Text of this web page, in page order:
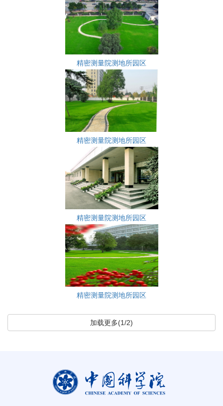
精密测量院测地所园区
精密测量院测地所园区
精密测量院测地所园区
精密测量院测地所园区
加载更多(1/2)